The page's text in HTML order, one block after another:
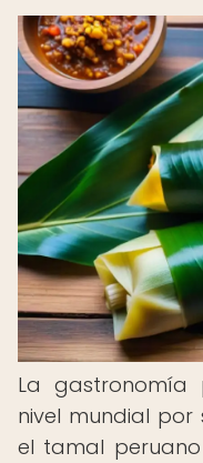
La gastronomía
nivel mundial por
el tamal